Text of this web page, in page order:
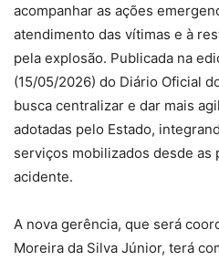
acompanhar as ações
atendimento das vítimas e à
pela explosão. Publicada na
(15/05/2026) do Diário Oficial
busca centralizar e dar mais
adotadas pelo Estado,
serviços mobilizados desde as
acidente.
A nova gerência, que será
Moreira da Silva Júnior, terá